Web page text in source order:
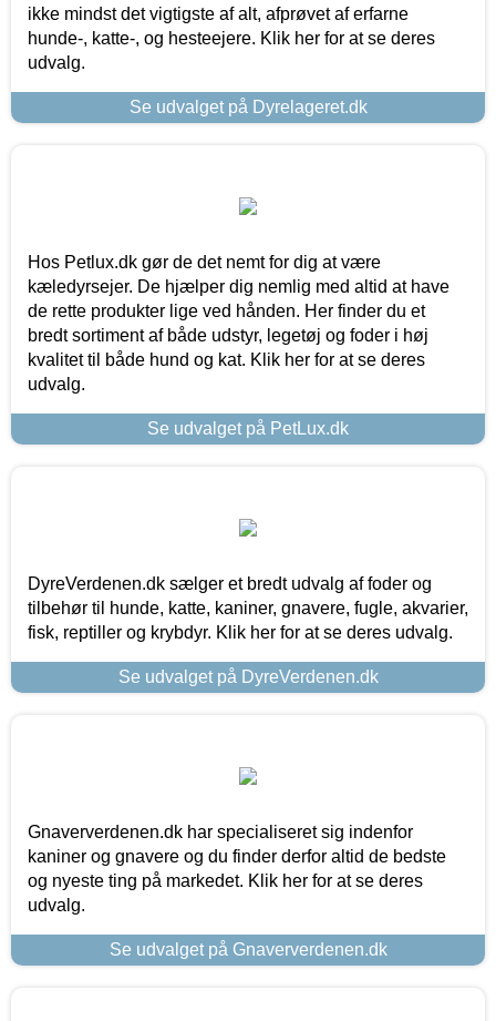
ikke mindst det vigtigste af alt, afprøvet af erfarne
hunde-, katte-, og hesteejere. Klik her for at se deres
udvalg.
Se udvalget på Dyrelageret.dk
Hos Petlux.dk gør de det nemt for dig at være
kæledyrsejer. De hjælper dig nemlig med altid at have
de rette produkter lige ved hånden. Her finder du et
bredt sortiment af både udstyr, legetøj og foder i høj
kvalitet til både hund og kat. Klik her for at se deres
udvalg.
Se udvalget på PetLux.dk
DyreVerdenen.dk sælger et bredt udvalg af foder og
tilbehør til hunde, katte, kaniner, gnavere, fugle, akvarier,
fisk, reptiller og krybdyr. Klik her for at se deres udvalg.
Se udvalget på DyreVerdenen.dk
Gnaververdenen.dk har specialiseret sig indenfor
kaniner og gnavere og du finder derfor altid de bedste
og nyeste ting på markedet. Klik her for at se deres
udvalg.
Se udvalget på Gnaververdenen.dk